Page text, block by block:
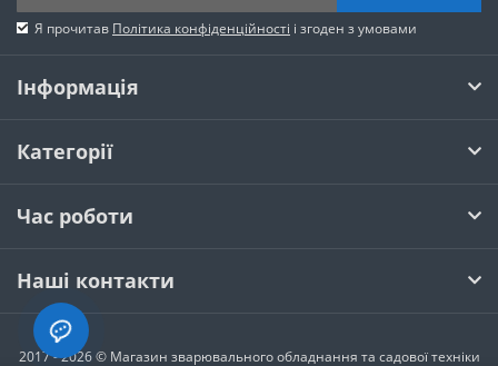
Я прочитав Політика конфіденційності і згоден з умовами
Інформація
Категорії
Час роботи
Наші контакти
2017 - 2026 © Магазин зварювального обладнання та садової техніки